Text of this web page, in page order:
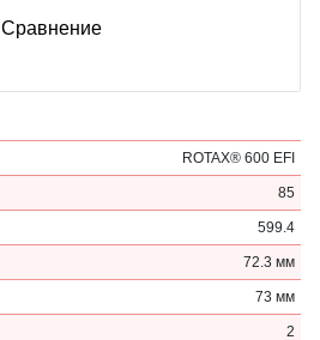
Сравнение
ROTAX® 600 EFI
85
599.4
72.3 мм
73 мм
2